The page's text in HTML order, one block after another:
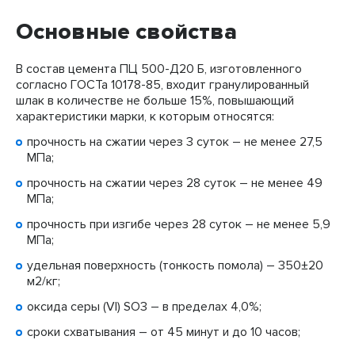
Основные свойства
В состав цемента ПЦ 500-Д20 Б, изготовленного
согласно ГОСТа 10178-85, входит гранулированный
шлак в количестве не больше 15%, повышающий
характеристики марки, к которым относятся:
прочность на сжатии через 3 суток – не менее 27,5
МПа;
прочность на сжатии через 28 суток – не менее 49
МПа;
прочность при изгибе через 28 суток – не менее 5,9
МПа;
удельная поверхность (тонкость помола) – 350±20
м2/кг;
оксида серы (VI) SO3 – в пределах 4,0%;
сроки схватывания – от 45 минут и до 10 часов;